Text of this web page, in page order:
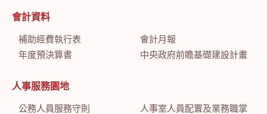
會計資料
補助經費執行表
會計月報
年度預決算書
中央政府前瞻基礎建設計畫特別預算會計月報
人事服務園地
公務人員服務守則
人事室人員配置及業務職掌